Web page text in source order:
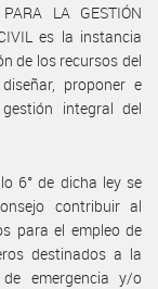
LA GESTIÓN
es la instancia
de los recursos del
proponer e
integral del
6° de dicha ley se
contribuir al
para el empleo de
destinados a la
emergencia y/o